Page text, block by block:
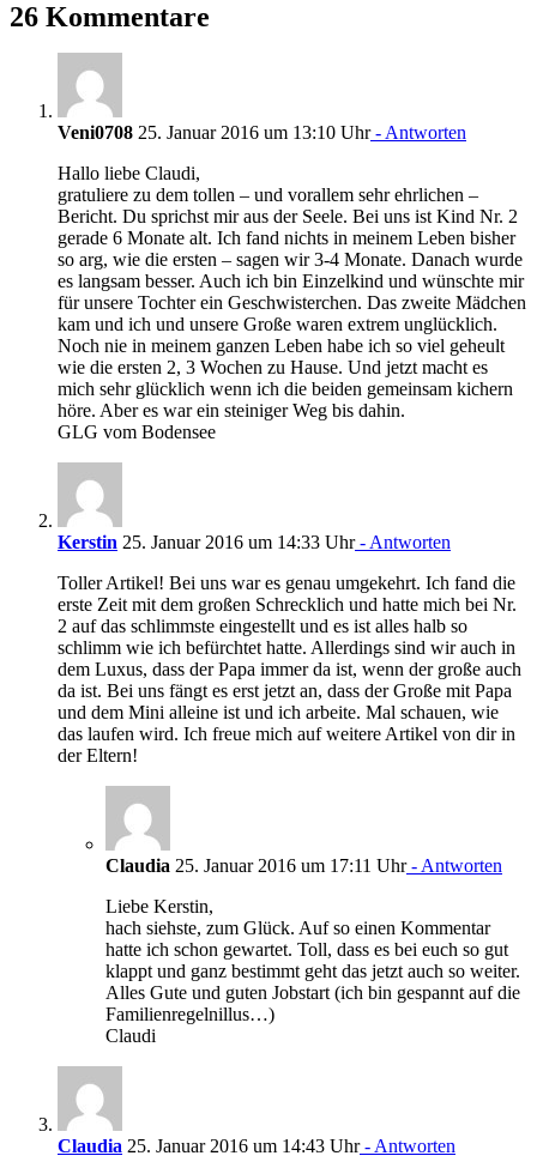
26 Kommentare
Veni0708 25. Januar 2016 um 13:10 Uhr- Antworten
Hallo liebe Claudi,
gratuliere zu dem tollen – und vorallem sehr ehrlichen –
Bericht. Du sprichst mir aus der Seele. Bei uns ist Kind Nr. 2
gerade 6 Monate alt. Ich fand nichts in meinem Leben bisher
so arg, wie die ersten – sagen wir 3-4 Monate. Danach wurde
es langsam besser. Auch ich bin Einzelkind und wünschte mir
für unsere Tochter ein Geschwisterchen. Das zweite Mädchen
kam und ich und unsere Große waren extrem unglücklich.
Noch nie in meinem ganzen Leben habe ich so viel geheult
wie die ersten 2, 3 Wochen zu Hause. Und jetzt macht es
mich sehr glücklich wenn ich die beiden gemeinsam kichern
höre. Aber es war ein steiniger Weg bis dahin.
GLG vom Bodensee
Kerstin 25. Januar 2016 um 14:33 Uhr- Antworten
Toller Artikel! Bei uns war es genau umgekehrt. Ich fand die
erste Zeit mit dem großen Schrecklich und hatte mich bei Nr.
2 auf das schlimmste eingestellt und es ist alles halb so
schlimm wie ich befürchtet hatte. Allerdings sind wir auch in
dem Luxus, dass der Papa immer da ist, wenn der große auch
da ist. Bei uns fängt es erst jetzt an, dass der Große mit Papa
und dem Mini alleine ist und ich arbeite. Mal schauen, wie
das laufen wird. Ich freue mich auf weitere Artikel von dir in
der Eltern!
Claudia 25. Januar 2016 um 17:11 Uhr- Antworten
Liebe Kerstin,
hach siehste, zum Glück. Auf so einen Kommentar
hatte ich schon gewartet. Toll, dass es bei euch so gut
klappt und ganz bestimmt geht das jetzt auch so weiter.
Alles Gute und guten Jobstart (ich bin gespannt auf die
Familienregelnillus…)
Claudi
Claudia 25. Januar 2016 um 14:43 Uhr- Antworten